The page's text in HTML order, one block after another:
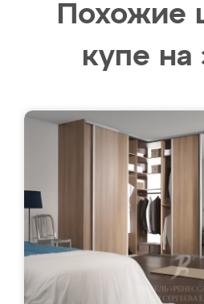
Похожие
купе на